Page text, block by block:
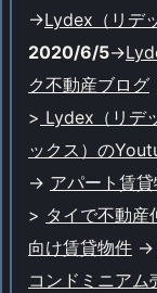
->Lydex（リデ
2020/6/5->
ク不動産ブログ
> Lydex（リデ
ックス）の
-> アパート賃
> タイで不動産
向け賃貸物件 ->
コンドミニアム